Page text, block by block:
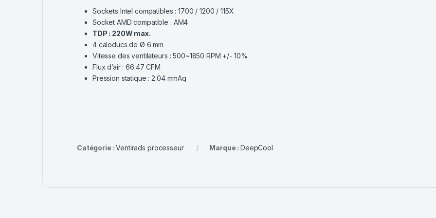
Sockets Intel compatibles : 1700 / 1200 / 115X
Socket AMD compatible : AM4
TDP : 220W max.
4 caloducs de Ø 6 mm
Vitesse des ventilateurs : 500~1850 RPM +/- 10%
Flux d’air : 66.47 CFM
Pression statique : 2.04 mmAq
Catégorie :Ventirads processeur Marque : DeepCool